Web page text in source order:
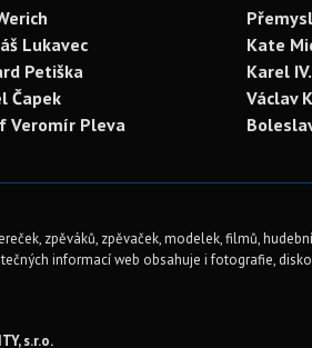
Lukavec
Petiška
Čapek
Veromír Pleva
Kate
Karel IV.
Václav
zpěváků, zpěvaček, modelek, filmů,
informací web obsahuje i fotografie,
s.r.o.